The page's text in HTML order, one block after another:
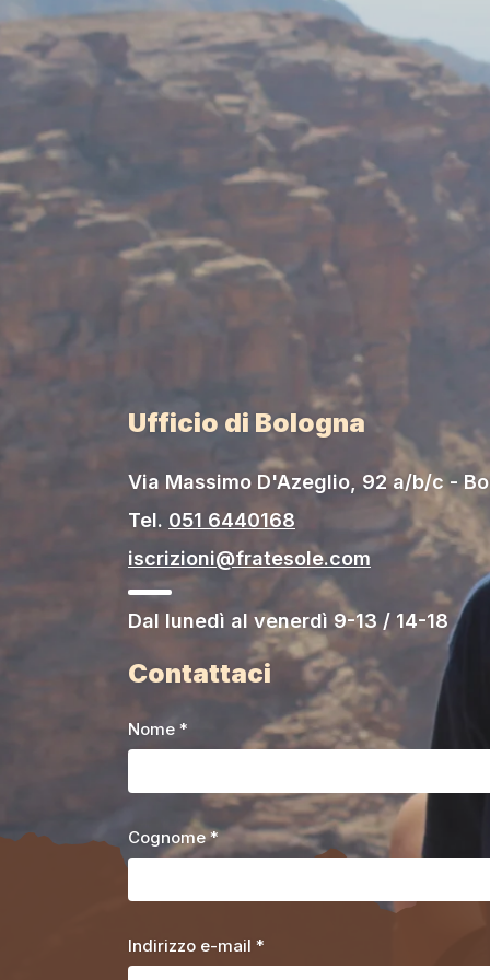
Ufficio di Bologna
Via Massimo D'Azeglio, 92 a/b/c -
Tel. 051 6440168
iscrizioni@fratesole.com
Dal lunedì al venerdì 9-13 / 14-18
Contattaci
Nome *
Cognome *
Indirizzo e-mail *